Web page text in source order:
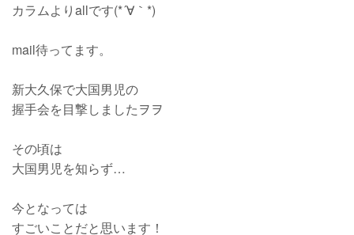
カラムよりallです(*´∀｀*)
mail待ってます。
新大久保で大国男児の
握手会を目撃しましたヲヲ
その頃は
大国男児を知らず…
今となっては
すごいことだと思います！